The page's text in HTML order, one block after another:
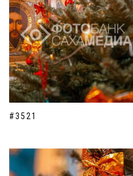
#3521